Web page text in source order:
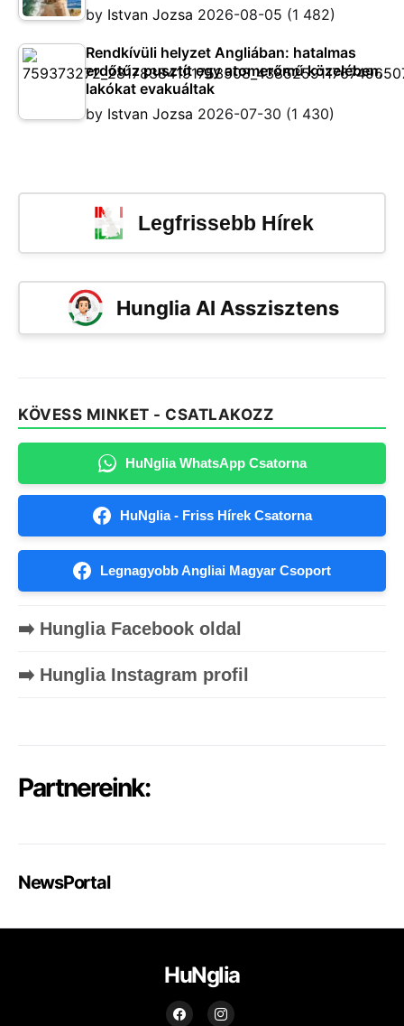
by Istvan Jozsa 2026-08-05 (1 482)
Rendkívüli helyzet Angliában: hatalmas
erdőtűz pusztít egy atomerőmű közelében,
lakókat evakuáltak
by Istvan Jozsa 2026-07-30 (1 430)
Legfrissebb Hírek
Hunglia AI Asszisztens
KÖVESS MINKET - CSATLAKOZZ
HuNglia WhatsApp Csatorna
HuNglia - Friss Hírek Csatorna
Legnagyobb Angliai Magyar Csoport
➡️ Hunglia Facebook oldal
➡️ Hunglia Instagram profil
Partnereink:
NewsPortal
HuNglia